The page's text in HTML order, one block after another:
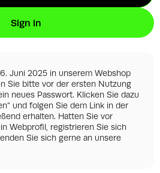
Sign in
Juni 2025 in unserem Webshop
Sie bitte vor der ersten Nutzung
neues Passwort. Klicken Sie dazu
und folgen Sie dem Link in der
erhalten. Hatten Sie vor
Webprofil, registrieren Sie sich
Sie sich gerne an unsere